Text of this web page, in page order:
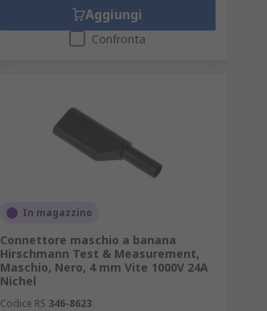
Aggiungi
Confronta
In magazzino
Connettore maschio a banana
Hirschmann Test & Measurement,
Maschio, Nero, 4 mm Vite 1000V 24A
Nichel
Codice RS 346-8623